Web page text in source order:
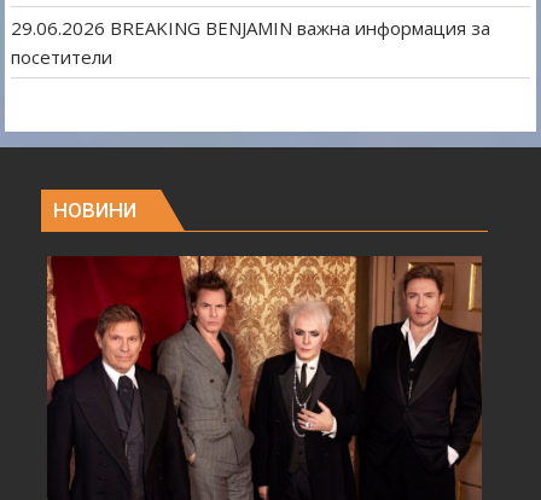
29.06.2026 BREAKING BENJAMIN важна информация за
посетители
НОВИНИ